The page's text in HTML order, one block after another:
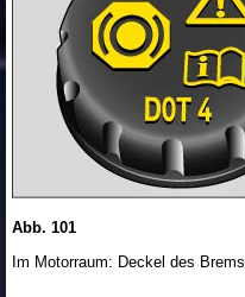
Abb. 101
Im Motorraum: Deckel des